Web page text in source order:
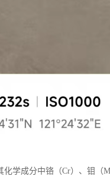
学成分中铬（Cr）、钼（